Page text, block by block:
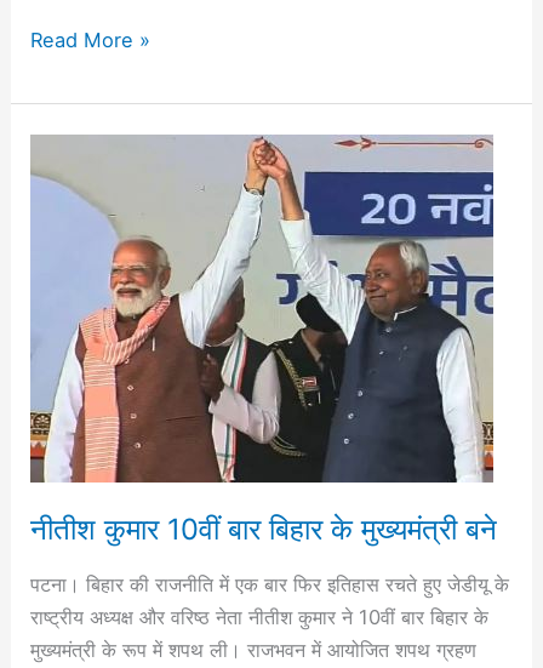
Read More »
नीतीश कुमार 10वीं बार बिहार के मुख्यमंत्री बने
पटना। बिहार की राजनीति में एक बार फिर इतिहास रचते हुए जेडीयू के
राष्ट्रीय अध्यक्ष और वरिष्ठ नेता नीतीश कुमार ने 10वीं बार बिहार के
मुख्यमंत्री के रूप में शपथ ली। राजभवन में आयोजित शपथ ग्रहण
कुमार
मुख्यमंत्री